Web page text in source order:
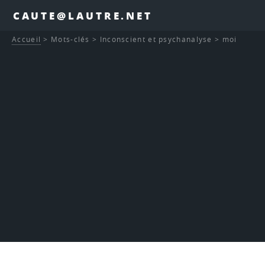
CAUTE@LAUTRE.NET
Accueil > Mots-clés > Inconscient et psychanalyse > moi